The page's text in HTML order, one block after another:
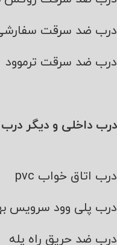
درب ضد سرقت
درب ضد سرقت ترموود
درب داخلی و دیگر
درب اتاق خواب pvc
درب پلی وود سرویس
درب ضد حریق راه پله